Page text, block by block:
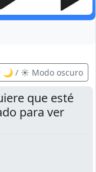
🌙 / ☀️ Modo oscuro
que esté
para ver